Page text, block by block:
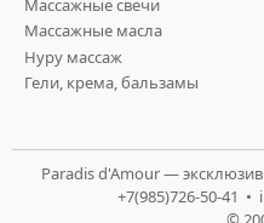
Массажные свечи
Массажные масла
Нуру массаж
Гели, крема, бальзамы
Paradis d'Amour —
+7(985)726-50-41 •